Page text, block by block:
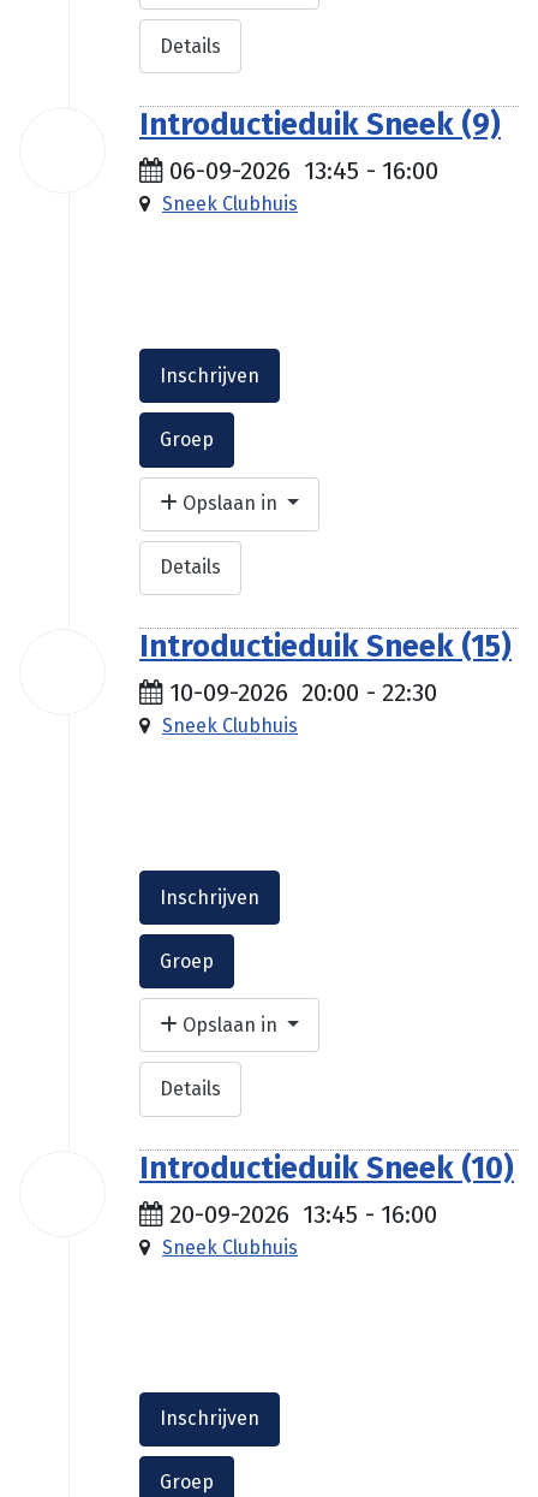
Details
Introductieduik Sneek (9)
06-09-2026 13:45 - 16:00
Sneek Clubhuis
Inschrijven
Groep
Opslaan in
Details
Introductieduik Sneek (15)
10-09-2026 20:00 - 22:30
Sneek Clubhuis
Inschrijven
Groep
Opslaan in
Details
Introductieduik Sneek (10)
20-09-2026 13:45 - 16:00
Sneek Clubhuis
Inschrijven
Groep